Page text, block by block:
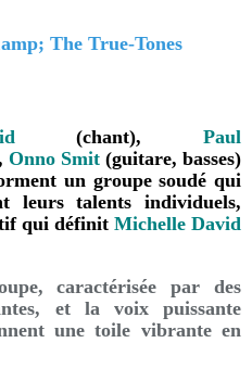
(chant),Paul
Onno Smit (guitare, basses)
un groupe soudé qui
leurs talents individuels,
qui définit Michelle David
caractérisée par des
et la voix puissante
une toile vibrante en